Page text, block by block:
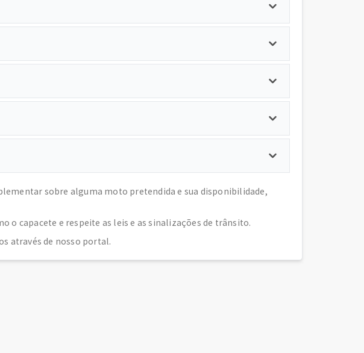
sobre alguma moto pretendida e sua disponibilidade,
o capacete e respeite as leis e as sinalizações de trânsito.
através de nosso portal.